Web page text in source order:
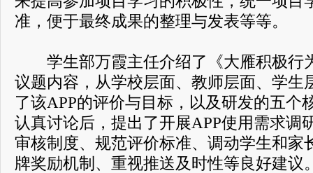
准，便于最终成果的整理与发表等等。
学生部万霞主任介绍了《大雁积极行
议题内容，从学校层面、教师层面、学生
了该APP的评价与目标，以及研发的五个
认真讨论后，提出了开展APP使用需求调
审核制度、规范评价标准、调动学生和家
牌奖励机制、重视推送及时性等良好建议